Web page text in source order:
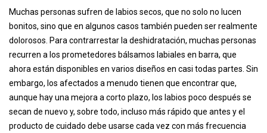
Muchas personas sufren de labios secos, que no solo no lucen
bonitos, sino que en algunos casos también pueden ser realmente
dolorosos. Para contrarrestar la deshidratación, muchas personas
recurren a los prometedores bálsamos labiales en barra, que
ahora están disponibles en varios diseños en casi todas partes. Sin
embargo, los afectados a menudo tienen que encontrar que,
aunque hay una mejora a corto plazo, los labios poco después se
secan de nuevo y, sobre todo, incluso más rápido que antes y el
producto de cuidado debe usarse cada vez con más frecuencia